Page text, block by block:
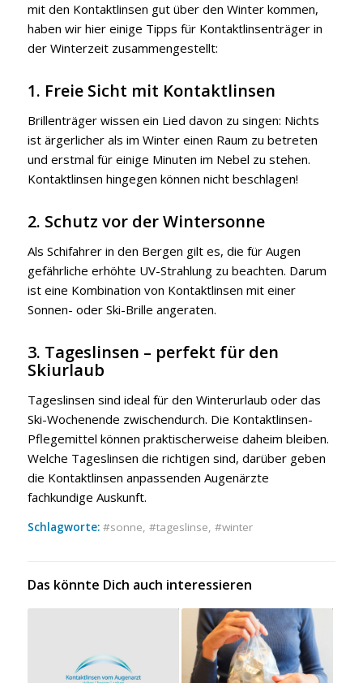
mit den Kontaktlinsen gut über den Winter kommen,
haben wir hier einige Tipps für Kontaktlinsenträger in
der Winterzeit zusammengestellt:
1. Freie Sicht mit Kontaktlinsen
Brillenträger wissen ein Lied davon zu singen: Nichts
ist ärgerlicher als im Winter einen Raum zu betreten
und erstmal für einige Minuten im Nebel zu stehen.
Kontaktlinsen hingegen können nicht beschlagen!
2. Schutz vor der Wintersonne
Als Schifahrer in den Bergen gilt es, die für Augen
gefährliche erhöhte UV-Strahlung zu beachten. Darum
ist eine Kombination von Kontaktlinsen mit einer
Sonnen- oder Ski-Brille angeraten.
3. Tageslinsen – perfekt für den
Skiurlaub
Tageslinsen sind ideal für den Winterurlaub oder das
Ski-Wochenende zwischendurch. Die Kontaktlinsen-
Pflegemittel können praktischerweise daheim bleiben.
Welche Tageslinsen die richtigen sind, darüber geben
die Kontaktlinsen anpassenden Augenärzte
fachkundige Auskunft.
Schlagworte: sonne, tageslinse, winter
Das könnte Dich auch interessieren